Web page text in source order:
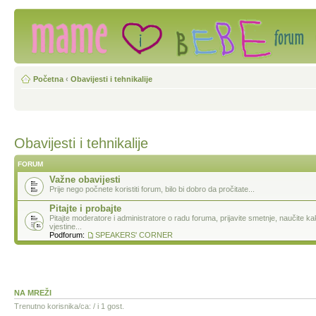
Početna ‹ Obavijesti i tehnikalije
Obavijesti i tehnikalije
FORUM
Važne obavijesti
Prije nego počnete koristiti forum, bilo bi dobro da pročitate...
Pitajte i probajte
Pitajte moderatore i administratore o radu foruma, prijavite smetnje, naučite
vjestine...
Podforum:
SPEAKERS' CORNER
NA MREŽI
Trenutno korisnika/ca: / i 1 gost.